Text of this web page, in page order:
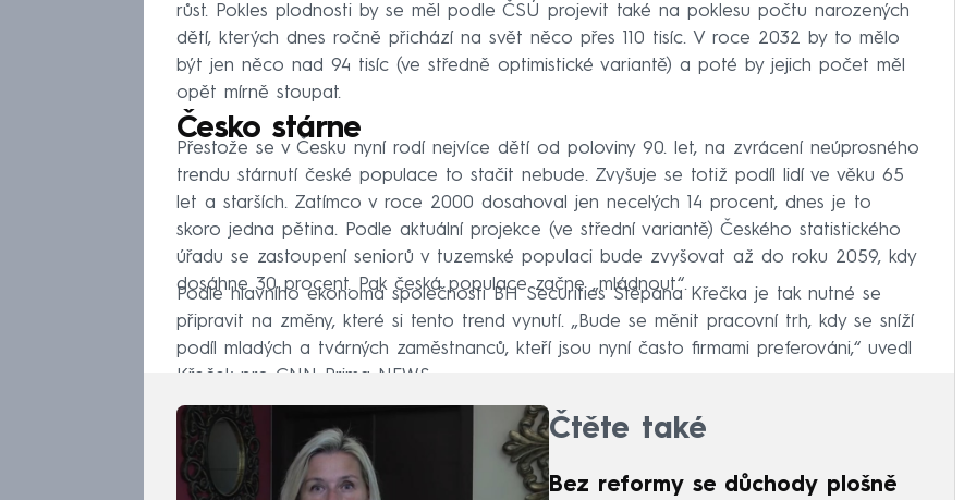
růst. Pokles plodnosti by se měl podle ČSÚ projevit také na poklesu počtu narozených
dětí, kterých dnes ročně přichází na svět něco přes 110 tisíc. V roce 2032 by to mělo
být jen něco nad 94 tisíc (ve středně optimistické variantě) a poté by jejich počet měl
opět mírně stoupat.
Česko stárne
Přestože se v Česku nyní rodí nejvíce dětí od poloviny 90. let, na zvrácení neúprosného
trendu stárnutí české populace to stačit nebude. Zvyšuje se totiž podíl lidí ve věku 65
let a starších. Zatímco v roce 2000 dosahoval jen necelých 14 procent, dnes je to
skoro jedna pětina. Podle aktuální projekce (ve střední variantě) Českého statistického
úřadu se zastoupení seniorů v tuzemské populaci bude zvyšovat až do roku 2059, kdy
dosáhne 30 procent. Pak česká populace začne „mládnout“.
Podle hlavního ekonoma společnosti BH Securities Štěpána Křečka je tak nutné se
připravit na změny, které si tento trend vynutí. „Bude se měnit pracovní trh, kdy se sníží
podíl mladých a tvárných zaměstnanců, kteří jsou nyní často firmami preferováni,“ uvedl
Křeček pro CNN Prima NEWS.
Čtěte také
Bez reformy se důchody plošně